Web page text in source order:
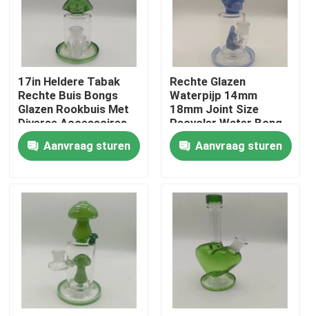
Over ons
Fabrieksreis
Kwaliteitscontrole
Contacteer ons
Vraag een offerte aan
Glas Bong Banger
Glazen waterpijp
17in Heldere Tabak
Rechte Buis Bongs
Glazen Rookbuis Met
Diverse Accessoires
Aanvraag sturen
Rechte Glazen
Waterpijp 14mm
18mm Joint Size
Recycler Water Bong
Aanvraag sturen